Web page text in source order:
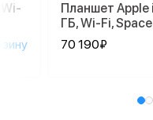
Планшет Apple
ГБ, Wi-Fi,
70 190₽